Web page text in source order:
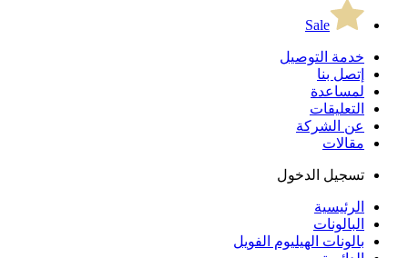
Sale
خدمة التوصيل
إتصل بنا
لمساعدة
التعليقات
عن الشركة
مقالات
تسجيل الدخول
الرئيسية
البالونات
بالونات الهيليوم الفويل